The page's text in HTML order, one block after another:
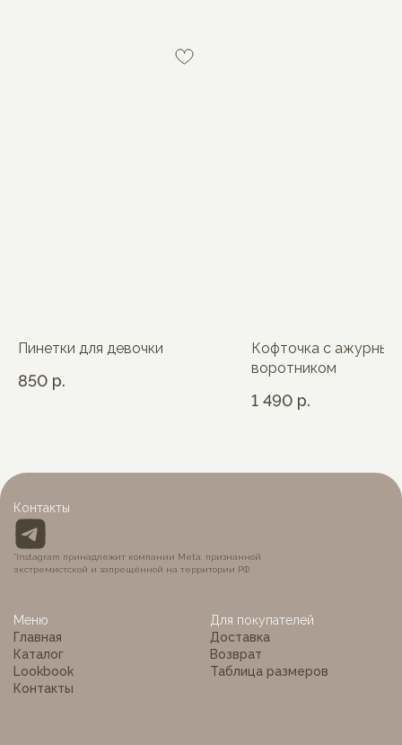
Пинетки для девочки
850 р.
Кофточка с ажурным
воротником
1 490 р.
Меню
Главная
Каталог
Lookbook
Контакты
Для покупателей
Доставка
Возврат
Таблица размеров
Контакты
*Instagram принадлежит компании Meta, признанной
экстремистской и запрещённой на территории РФ